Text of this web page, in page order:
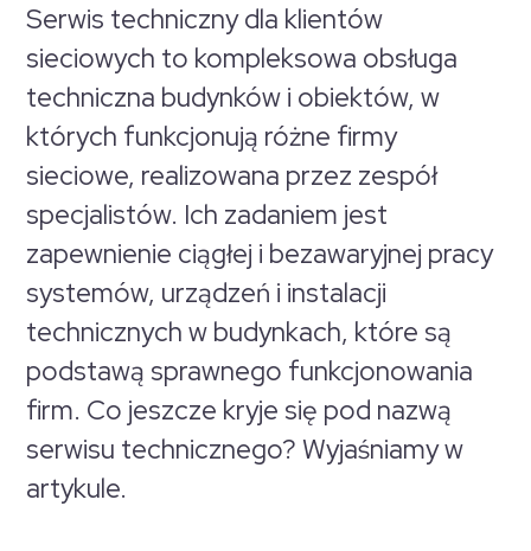
Serwis techniczny dla klientów
sieciowych to kompleksowa obsługa
techniczna budynków i obiektów, w
których funkcjonują różne firmy
sieciowe, realizowana przez zespół
specjalistów. Ich zadaniem jest
zapewnienie ciągłej i bezawaryjnej pracy
systemów, urządzeń i instalacji
technicznych w budynkach, które są
podstawą sprawnego funkcjonowania
firm. Co jeszcze kryje się pod nazwą
serwisu technicznego? Wyjaśniamy w
artykule.